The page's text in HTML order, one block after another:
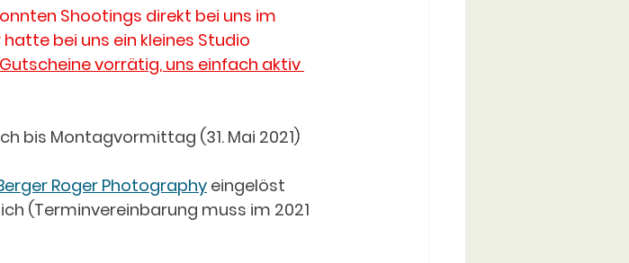
Shootings direkt bei uns im
bei uns ein kleines Studio
vorrätig, uns einfach aktiv
bis Montagvormittag (31. Mai 2021)
Roger Photography eingelöst
(Terminvereinbarung muss im 2021